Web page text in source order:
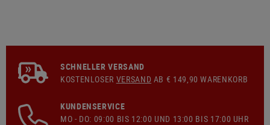
SCHNELLER VERSAND
KOSTENLOSER VERSAND AB € 149,90 WARENKORB
KUNDENSERVICE
MO - DO: 09:00 BIS 12:00 UND 13:00 BIS 17:00 UHR